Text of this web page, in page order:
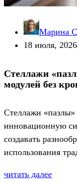
Марина
18 июля, 2026
Стеллажи
модулей без
Стеллажи «пазлы»
инновационную
создавать
использования
читать далее